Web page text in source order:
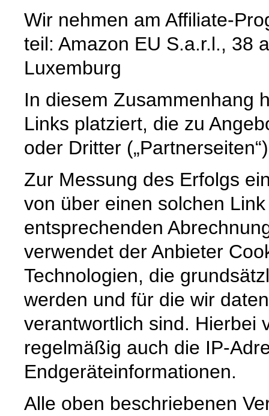
Wir nehmen am Affiliate-
teil: Amazon EU S.a.r.l., 38
Luxemburg
In diesem Zusammenhang
Links platziert, die zu
oder Dritter
Zur Messung des Erfolgs
von über einen solchen
entsprechenden
verwendet der Anbieter
Technologien, die
werden und für die wir
verantwortlich sind. Hierbei
regelmäßig auch die IP-
Endgeräteinformationen.
Alle oben beschriebenen